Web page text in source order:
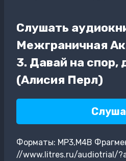
Слушать
Межграничная
3. Давай на спор,
(Алисия Перл)
Форматы: MP3,M4B
//www.litres.ru/audiotrial/